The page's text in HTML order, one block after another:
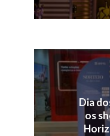
Dia
os